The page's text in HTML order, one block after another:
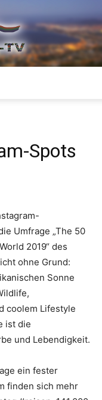
Spots
Umfrage „The 50
2019“ des
ohne Grund:
Sonne
coolem Lifestyle
ist die
und Lebendigkeit.
ein fester
finden sich mehr